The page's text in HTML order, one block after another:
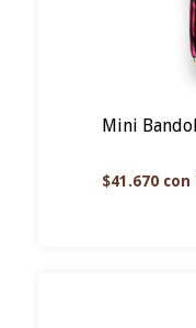
Mini
$41.670 con